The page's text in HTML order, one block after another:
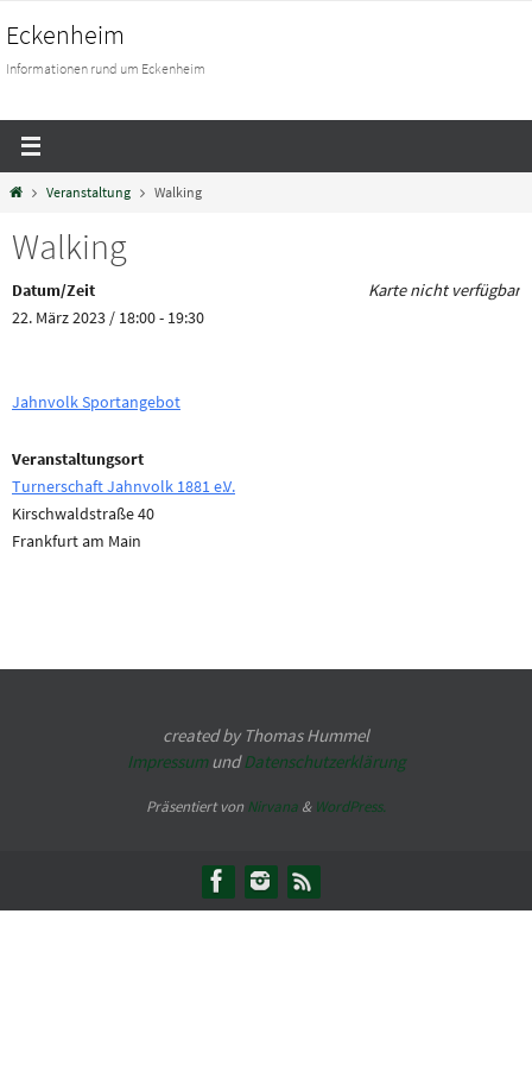
Eckenheim
Informationen rund um Eckenheim
Veranstaltung Walking
Walking
Karte nicht verfügbar
Datum/Zeit
22. März 2023 / 18:00 - 19:30
Jahnvolk Sportangebot
Veranstaltungsort
Turnerschaft Jahnvolk 1881 e.V.
Kirschwaldstraße 40
Frankfurt am Main
created by Thomas Hummel
ImpressumundDatenschutzerklärung
Präsentiert von Nirvana & WordPress.